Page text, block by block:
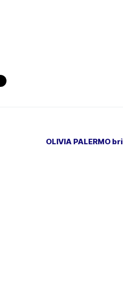
OLIVIA PALERMO brilla con las joyas de